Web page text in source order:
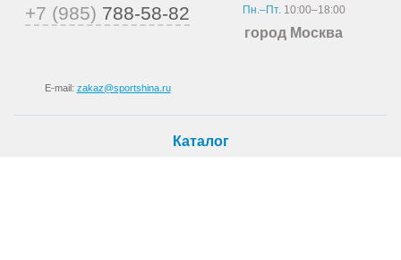
+7 (985) 788-58-82
E-mail: zakaz@sportshina.ru
Пн.–Пт.10:00–18:00
город Москва
Каталог